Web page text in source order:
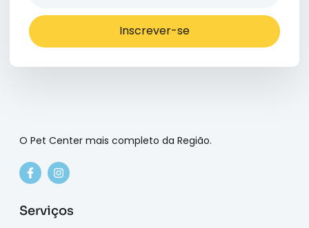
Inscrever-se
O Pet Center mais completo da Região.
Serviços